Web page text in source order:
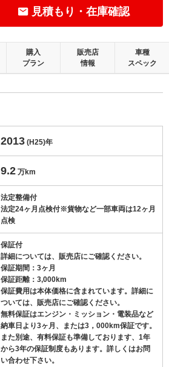
見積もり・在庫確認
購入
プラン
販売店
情報
車種
スペック
2013 (H25)年
9.2 万km
法定整備付
法定24ヶ月点検付※貨物など一部車両は12ヶ月
点検
保証付
詳細については、販売店にご確認ください。
保証期間：3ヶ月
保証距離：3,000km
保証費用は本体価格に含まれています。詳細に
ついては、販売店にご確認ください。
無料保証はエンジン・ミッション・電装品など
納車日より3ヶ月、または3，000km保証です。
また別途、有料保証も準備しております、1年
から3年の保証制度もあります。詳しくはお問
い合わせ下さい。